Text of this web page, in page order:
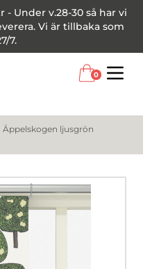
- Under v.28-30 så har vi
Vi är tillbaka som
7.
0
Äppelskogen ljusgrön